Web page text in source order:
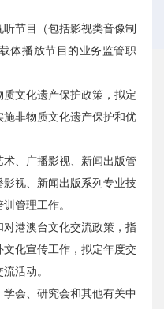
听节目（包括影视类音像制
体播放节目的业务监管职
质文化遗产保护政策，拟定
非物质文化遗产保护和优
术、广播影视、新闻出版管
视、新闻出版系列专业技
管理工作。
对港澳台文化交流政策，指
化宣传工作，拟定年度交
活动。
学会、研究会和其他有关中